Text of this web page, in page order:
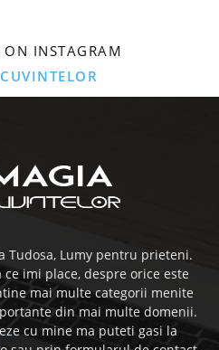
INSTAGRAM
Tudosa, Lumy pentru prieteni.
imi place, despre orice este
mai multe categorii menite
din mai multe domenii.
cu mine ma puteti gasi la